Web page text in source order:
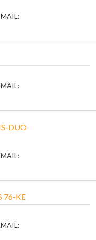
DUO
76-KE